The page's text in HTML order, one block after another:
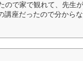
ので家で観れて、先生
講座だったので分から